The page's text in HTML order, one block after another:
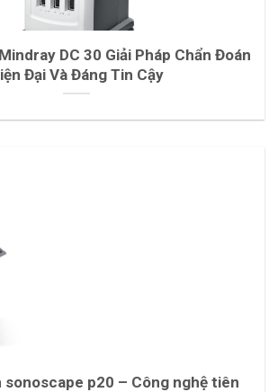
DC 30 Giải Pháp Chẩn Đoán
Đại Và Đáng Tin Cậy
sonoscape p20 – Công nghệ tiên